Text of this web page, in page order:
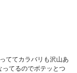
ててカラバリも沢山あ
ってるのでボテッとつ